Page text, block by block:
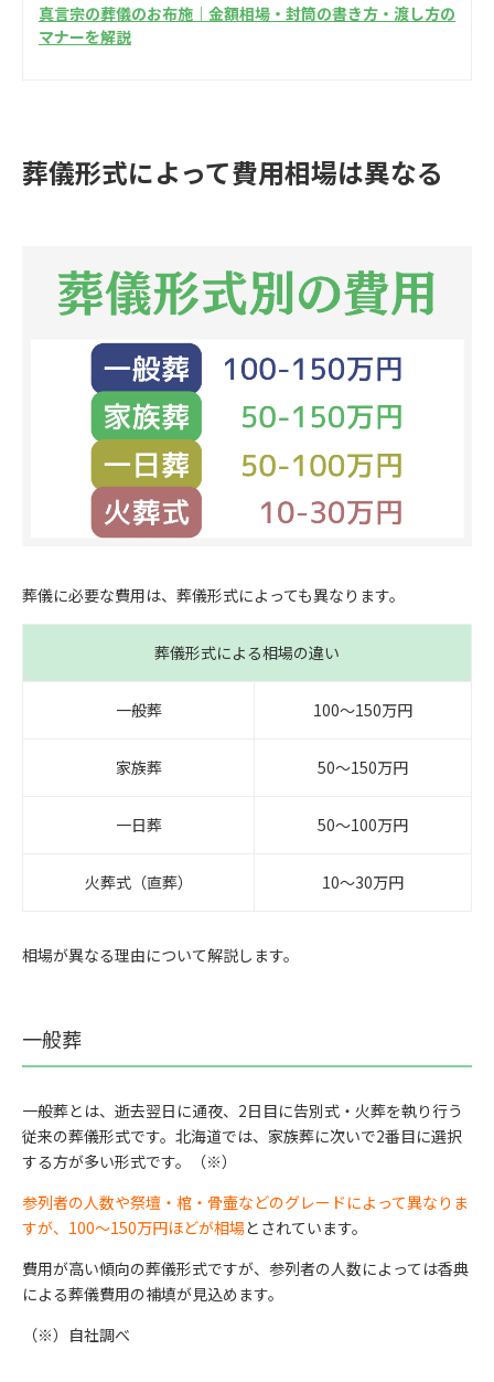
真言宗の葬儀のお布施｜金額相場・封筒の書き方・渡し方の
マナーを解説
葬儀形式によって費用相場は異なる
葬儀に必要な費用は、葬儀形式によっても異なります。
葬儀形式による相場の違い
一般葬 100〜150万円
家族葬 50〜150万円
一日葬 50〜100万円
火葬式（直葬） 10〜30万円
相場が異なる理由について解説します。
一般葬
一般葬とは、逝去翌日に通夜、2日目に告別式・火葬を執り行う
従来の葬儀形式です。北海道では、家族葬に次いで2番目に選択
する方が多い形式です。（※）
参列者の人数や祭壇・棺・骨壷などのグレードによって異なりま
すが、100〜150万円ほどが相場とされています。
費用が高い傾向の葬儀形式ですが、参列者の人数によっては香典
による葬儀費用の補填が見込めます。
（※）自社調べ